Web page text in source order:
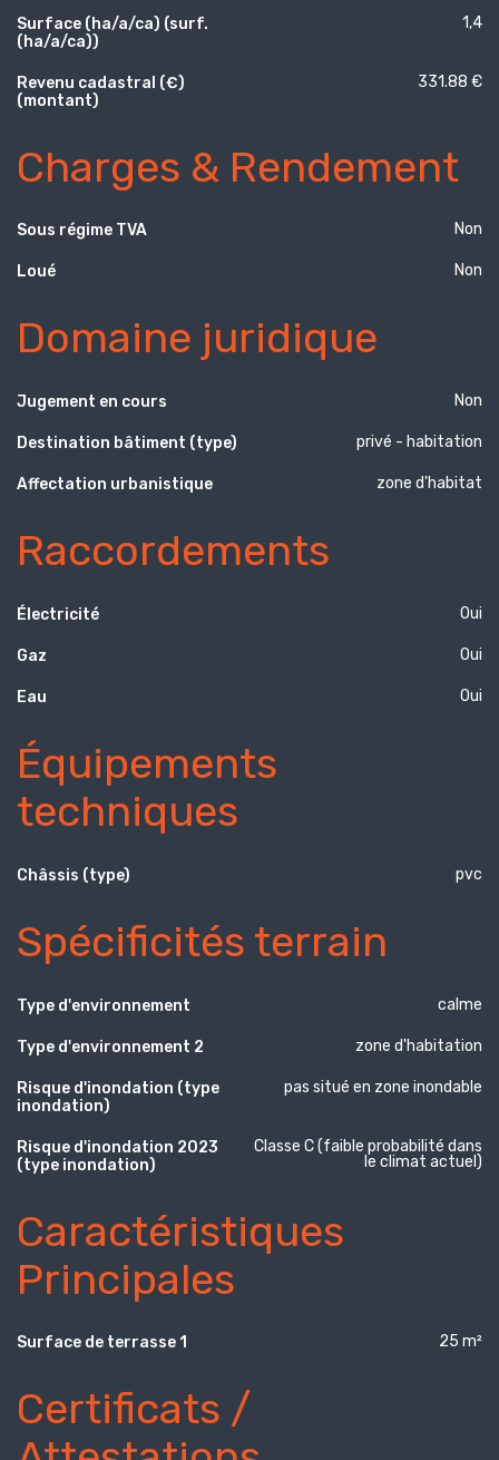
Surface (ha/a/ca) (surf.
(ha/a/ca))
1,4
Revenu cadastral (€)
(montant)
331.88 €
Charges & Rendement
Sous régime TVA Non
Loué Non
Domaine juridique
Jugement en cours Non
Destination bâtiment (type) privé - habitation
Affectation urbanistique zone d'habitat
Raccordements
Électricité Oui
Gaz Oui
Eau Oui
Équipements
techniques
Châssis (type) pvc
Spécificités terrain
Type d'environnement calme
Type d'environnement 2 zone d'habitation
Risque d'inondation (type
inondation)
pas situé en zone inondable
Risque d'inondation 2023
(type inondation)
Classe C (faible probabilité dans
le climat actuel)
Caractéristiques
Principales
Surface de terrasse 1 25 m²
Certificats /